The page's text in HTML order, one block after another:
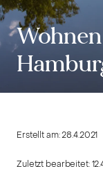
Erstellt am:28.4.2021
Zuletzt bearbeitet: